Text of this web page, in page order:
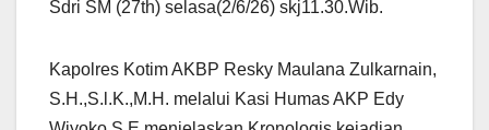
Sdri SM (27th) selasa(2/6/26) skj11.30.Wib.
Kapolres Kotim AKBP Resky Maulana Zulkarnain,
S.H.,S.l.K.,M.H. melalui Kasi Humas AKP Edy